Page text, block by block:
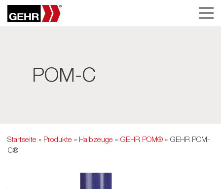
POM-C
Startseite » Produkte » Halbzeuge » GEHR POM® » GEHR POM-
C®